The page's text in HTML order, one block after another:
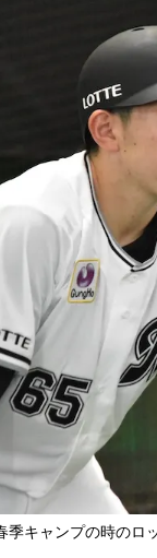
季キャンプの時のロ